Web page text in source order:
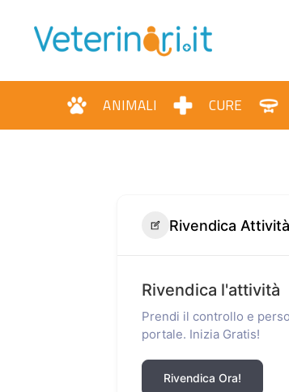
ANIMALI CURE
Rivendica Attività
Rivendica l'attività
Prendi il controllo e
portale. Inizia Gratis!
Rivendica Ora!